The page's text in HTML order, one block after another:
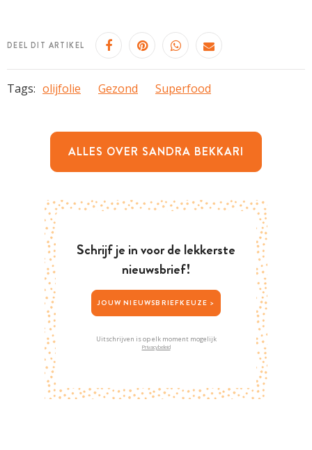
DEEL DIT ARTIKEL
Tags: olijfolie Gezond Superfood
ALLES OVER SANDRA BEKKARI
Schrijf je in voor de lekkerste
nieuwsbrief!
JOUW NIEUWSBRIEFKEUZE >
Uitschrijven is op elk moment mogelijk
Privacybeleid